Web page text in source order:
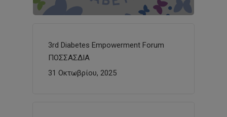
3rd Diabetes Empowerment Forum
ΠΟΣΣΑΣΔΙΑ
31 Οκτωβρίου, 2025